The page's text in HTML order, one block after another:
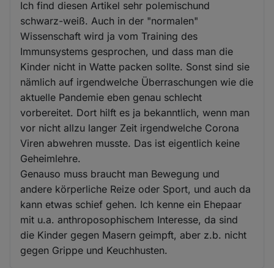
Ich find diesen Artikel sehr polemischund
schwarz-weiß. Auch in der "normalen"
Wissenschaft wird ja vom Training des
Immunsystems gesprochen, und dass man die
Kinder nicht in Watte packen sollte. Sonst sind sie
nämlich auf irgendwelche Überraschungen wie die
aktuelle Pandemie eben genau schlecht
vorbereitet. Dort hilft es ja bekanntlich, wenn man
vor nicht allzu langer Zeit irgendwelche Corona
Viren abwehren musste. Das ist eigentlich keine
Geheimlehre.
Genauso muss braucht man Bewegung und
andere körperliche Reize oder Sport, und auch da
kann etwas schief gehen. Ich kenne ein Ehepaar
mit u.a. anthroposophischem Interesse, da sind
die Kinder gegen Masern geimpft, aber z.b. nicht
gegen Grippe und Keuchhusten.